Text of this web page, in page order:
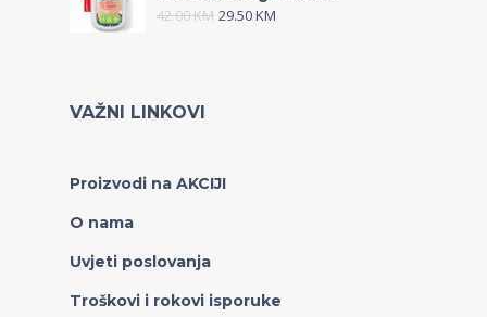
42.00KM 29.50KM
VAŽNI LINKOVI
Proizvodi na AKCIJI
O nama
Uvjeti poslovanja
Troškovi i rokovi isporuke